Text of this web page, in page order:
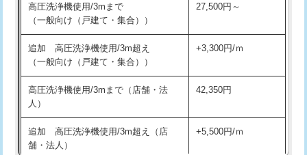
追加人工 16,500円
廃棄・処分
※給水管工事は20mmまでの価格です。
給水管工事※（バンド止め)
給水管工事※（支持金具設置) 5,500円
給水管工事※（保温材使用（バンド止
め込み）)
5,500円
給水管工事※（土の掘削・埋め戻し作
業)
11,000円
高圧洗浄機使用/3mまで
（一般向け（戸建て・集合））
27,500円～
追加 高圧洗浄機使用/3m超え
（一般向け（戸建て・集合））
+3,300円/ｍ
高圧洗浄機使用/3mまで（店舗・法
人）
42,350円
追加 高圧洗浄機使用/3m超え（店
舗・法人）
+5,500円/ｍ